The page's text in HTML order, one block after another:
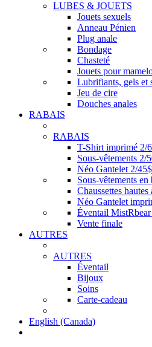
LUBES & JOUETS
Jouets sexuels
Anneau Pénien
Plug anale
Bondage
Chasteté
Jouets pour
Lubrifiants, gels et
Jeu de cire
Douches anales
RABAIS
RABAIS
T-Shirt imprimé 2/
Sous-vêtements 2/
Néo Gantelet 2/45$
Sous-vêtements
Chaussettes
Néo Gantelet
Éventail
Vente finale
AUTRES
AUTRES
Éventail
Bijoux
Soins
Carte-cadeau
English (Canada)